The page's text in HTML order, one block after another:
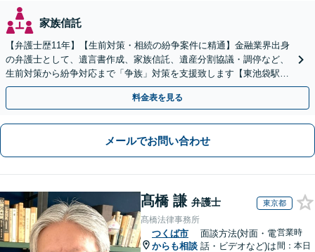
家族信託
【弁護士歴11年】【生前対策・相続の紛争案件に精通】金融業界出身
の弁護士として、遺言書作成、家族信託、遺産分割協議・調停など、
生前対策から紛争対応まで「争族」対策を支援致します【東池袋駅2
分】【初回面談無料】
料金表を見る
メールでお問い合わせ
髙橋 謙 弁護士 東京都
髙橋法律事務所
つくば市
からも相談
面談方法(対面・電
話・ビデオなど)は
営業時
間：本日